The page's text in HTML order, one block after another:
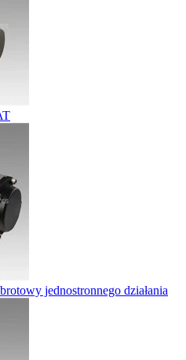
jednostronnego działania